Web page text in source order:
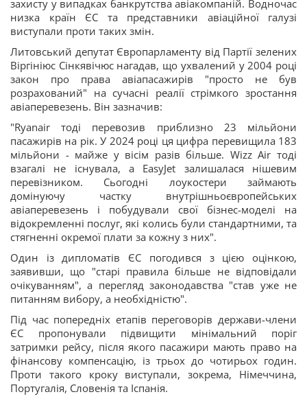
захисту у випадках банкрутства авіакомпаній. Водночас
низка країн ЄС та представники авіаційної галузі
виступали проти таких змін.
Литовський депутат Європарламенту від Партії зелених
Віргініюс Сінкявічюс нагадав, що ухвалений у 2004 році
закон про права авіапасажирів "просто не був
розрахований" на сучасні реалії стрімкого зростання
авіаперевезень. Він зазначив:
"Ryanair тоді перевозив приблизно 23 мільйони
пасажирів на рік. У 2024 році ця цифра перевищила 183
мільйони - майже у вісім разів більше. Wizz Air тоді
взагалі не існувала, а EasyJet залишалася нішевим
перевізником. Сьогодні лоукостери займають
домінуючу частку внутрішньоєвропейських
авіаперевезень і побудували свої бізнес-моделі на
відокремленні послуг, які колись були стандартними, та
стягненні окремої плати за кожну з них".
Один із дипломатів ЄС погодився з цією оцінкою,
заявивши, що "старі правила більше не відповідали
очікуванням", а перегляд законодавства "став уже не
питанням вибору, а необхідністю".
Під час попередніх етапів переговорів держави-члени
ЄС пропонували підвищити мінімальний поріг
затримки рейсу, після якого пасажири мають право на
фінансову компенсацію, із трьох до чотирьох годин.
Проти такого кроку виступали, зокрема, Німеччина,
Португалія, Словенія та Іспанія.